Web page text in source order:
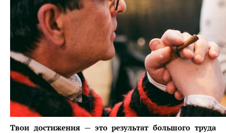
Твои достижения — это результат большого труда